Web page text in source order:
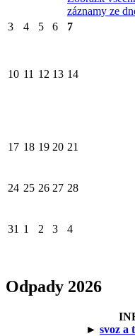
záznamy ze
3
4 5 6 7
10 11 12 13 14
17 18 19 20 21
24 25 26 27 28
31 1 2 3 4
Odpady 2026
► svoz a